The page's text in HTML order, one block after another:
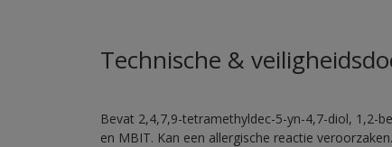
Technische &
Bevat 2,4,7,9-tetramethyldec-5-yn-4,7-diol, 1,2-
en MBIT. Kan een allergische reactie